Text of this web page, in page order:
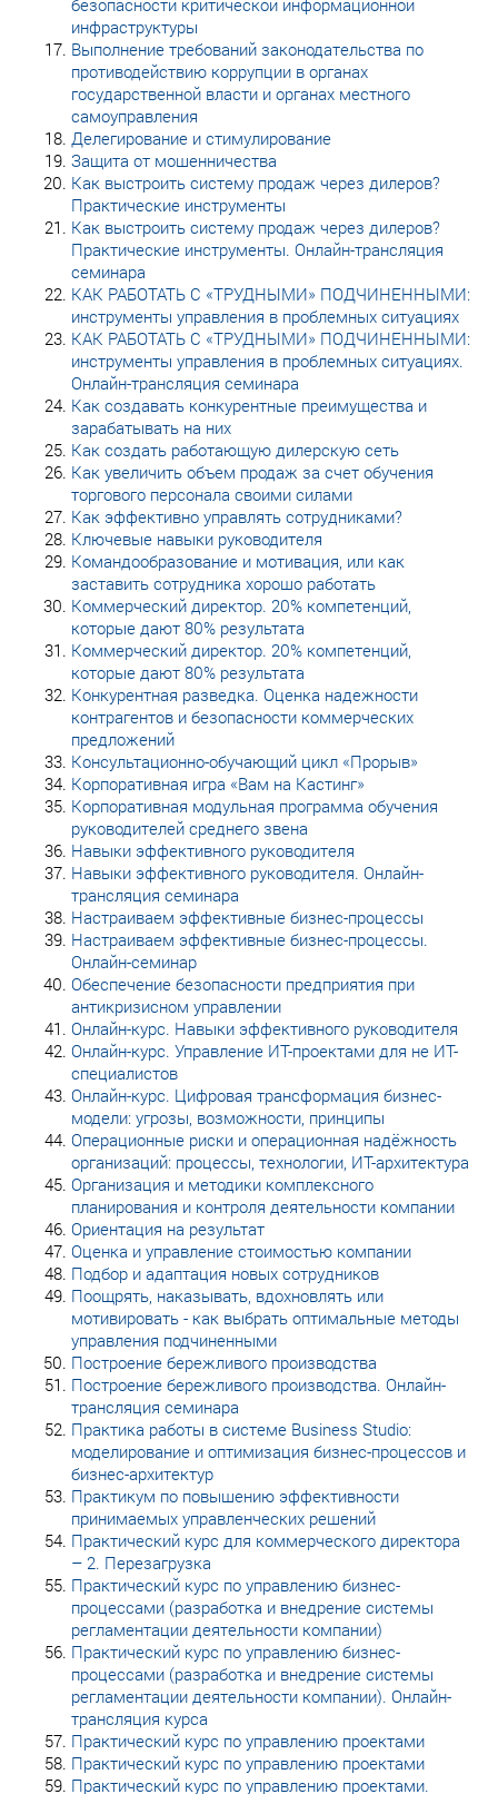
инфраструктуры
Выполнение требований законодательства по
противодействию коррупции в органах
государственной власти и органах местного
самоуправления
Делегирование и стимулирование
Защита от мошенничества
Как выстроить систему продаж через дилеров?
Практические инструменты
Как выстроить систему продаж через дилеров?
Практические инструменты. Онлайн-трансляция
семинара
КАК РАБОТАТЬ С «ТРУДНЫМИ» ПОДЧИНЕННЫМИ:
инструменты управления в проблемных ситуациях
КАК РАБОТАТЬ С «ТРУДНЫМИ» ПОДЧИНЕННЫМИ:
инструменты управления в проблемных ситуациях.
Онлайн-трансляция семинара
Как создавать конкурентные преимущества и
зарабатывать на них
Как создать работающую дилерскую сеть
Как увеличить объем продаж за счет обучения
торгового персонала своими силами
Как эффективно управлять сотрудниками?
Ключевые навыки руководителя
Командообразование и мотивация, или как
заставить сотрудника хорошо работать
Коммерческий директор. 20% компетенций,
которые дают 80% результата
Коммерческий директор. 20% компетенций,
которые дают 80% результата
Конкурентная разведка. Оценка надежности
контрагентов и безопасности коммерческих
предложений
Консультационно-обучающий цикл «Прорыв»
Корпоративная игра «Вам на Кастинг»
Корпоративная модульная программа обучения
руководителей среднего звена
Навыки эффективного руководителя
Навыки эффективного руководителя. Онлайн-
трансляция семинара
Настраиваем эффективные бизнес-процессы
Настраиваем эффективные бизнес-процессы.
Онлайн-семинар
Обеспечение безопасности предприятия при
антикризисном управлении
Онлайн-курс. Навыки эффективного руководителя
Онлайн-курс. Управление ИТ-проектами для не ИТ-
специалистов
Онлайн-курс. Цифровая трансформация бизнес-
модели: угрозы, возможности, принципы
Операционные риски и операционная надёжность
организаций: процессы, технологии, ИТ-архитектура
Организация и методики комплексного
планирования и контроля деятельности компании
Ориентация на результат
Оценка и управление стоимостью компании
Подбор и адаптация новых сотрудников
Поощрять, наказывать, вдохновлять или
мотивировать - как выбрать оптимальные методы
управления подчиненными
Построение бережливого производства
Построение бережливого производства. Онлайн-
трансляция семинара
Практика работы в системе Business Studio:
моделирование и оптимизация бизнес-процессов и
бизнес-архитектур
Практикум по повышению эффективности
принимаемых управленческих решений
Практический курс для коммерческого директора
– 2. Перезагрузка
Практический курс по управлению бизнес-
процессами (разработка и внедрение системы
регламентации деятельности компании)
Практический курс по управлению бизнес-
процессами (разработка и внедрение системы
регламентации деятельности компании). Онлайн-
трансляция курса
Практический курс по управлению проектами
Практический курс по управлению проектами
Практический курс по управлению проектами.